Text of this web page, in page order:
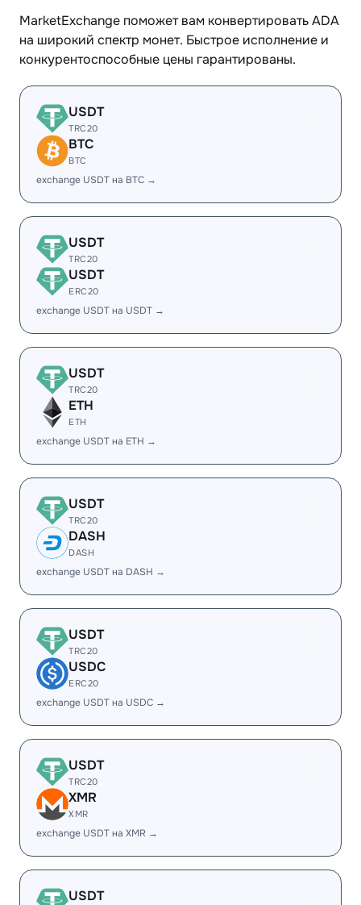
MarketExchange поможет вам конвертировать ADA
на широкий спектр монет. Быстрое исполнение и
конкурентоспособные цены гарантированы.
USDT
TRC20
BTC
BTC
exchange USDT на BTC →
USDT
TRC20
USDT
ERC20
exchange USDT на USDT →
USDT
TRC20
ETH
ETH
exchange USDT на ETH →
USDT
TRC20
DASH
DASH
exchange USDT на DASH →
USDT
TRC20
USDC
ERC20
exchange USDT на USDC →
USDT
TRC20
XMR
XMR
exchange USDT на XMR →
USDT